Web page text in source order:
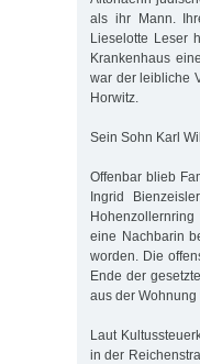
als ihr Mann.
Lieselotte Leser
Krankenhaus
war der leibliche
Horwitz.
Sein Sohn Karl
Offenbar blieb
Ingrid
eine Nachbarin
worden. Die
Ende der
aus der Wohnung
Laut
in der